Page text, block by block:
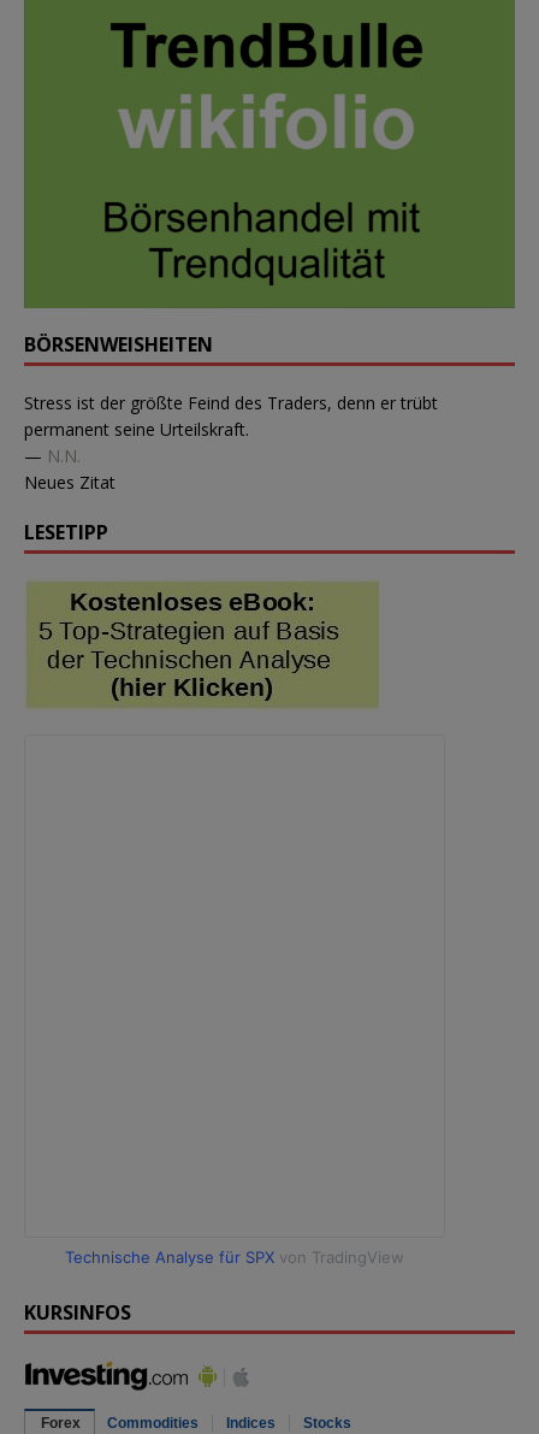
BÖRSENWEISHEITEN
Stress ist der größte Feind des Traders, denn er trübt
permanent seine Urteilskraft.
— N.N.
Neues Zitat
LESETIPP
Technische Analyse für SPX von TradingView
KURSINFOS